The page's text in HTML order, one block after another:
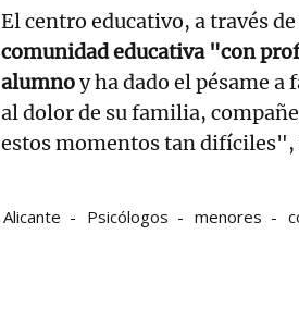
El centro educativo, a través
comunidad educativa "con
alumnoy ha dado el pésame
al dolor de su familia,
estos momentos tan difíciles",
Alicante Psicólogos menores